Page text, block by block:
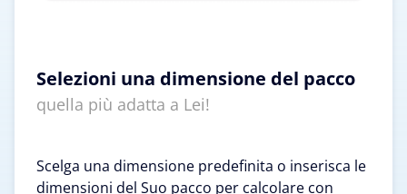
Selezioni una dimensione del pacco
quella più adatta a Lei!
Scelga una dimensione predefinita o inserisca le
dimensioni del Suo pacco per calcolare con